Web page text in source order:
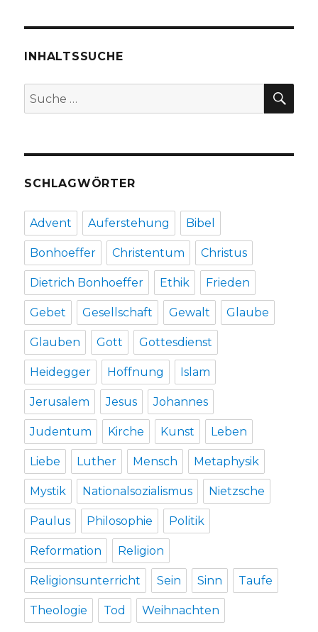
Rezension
Christoph
Welver
INHALTSSUCHE
Suche
nach:
SCHLAGWÖRTER
Advent Auferstehung Bibel
Bonhoeffer Christentum Christus
Dietrich Bonhoeffer Ethik Frieden
Gebet Gesellschaft Gewalt Glaube
Glauben Gott Gottesdienst
Heidegger Hoffnung Islam
Jerusalem Jesus Johannes
Judentum Kirche Kunst Leben
Liebe Luther Mensch Metaphysik
Mystik Nationalsozialismus Nietzsche
Paulus Philosophie Politik
Reformation Religion
Religionsunterricht Sein Sinn Taufe
Theologie Tod Weihnachten